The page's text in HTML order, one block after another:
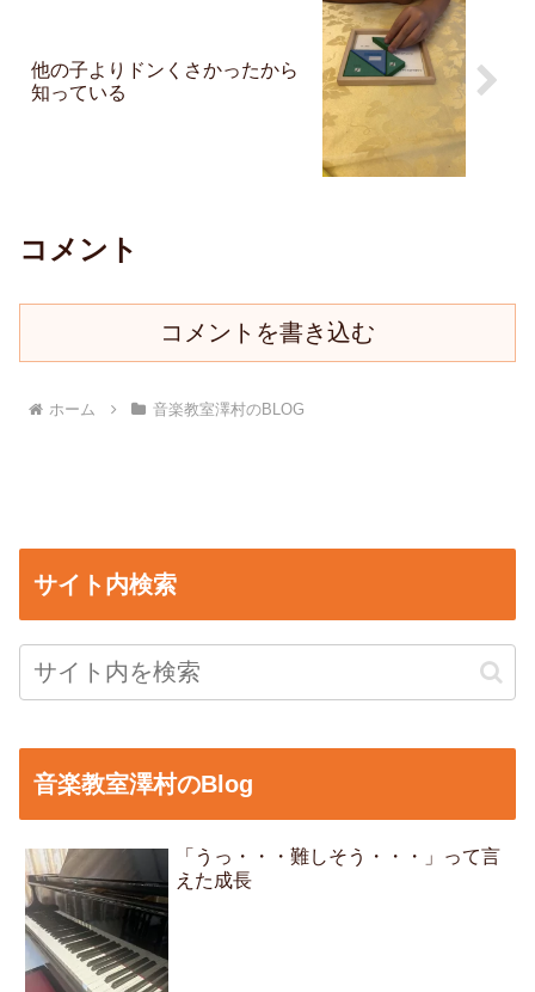
他の子よりドンくさかったから
知っている
コメント
コメントを書き込む
ホーム 音楽教室澤村のBLOG
サイト内検索
音楽教室澤村のBlog
「うっ・・・難しそう・・・」って言
えた成長